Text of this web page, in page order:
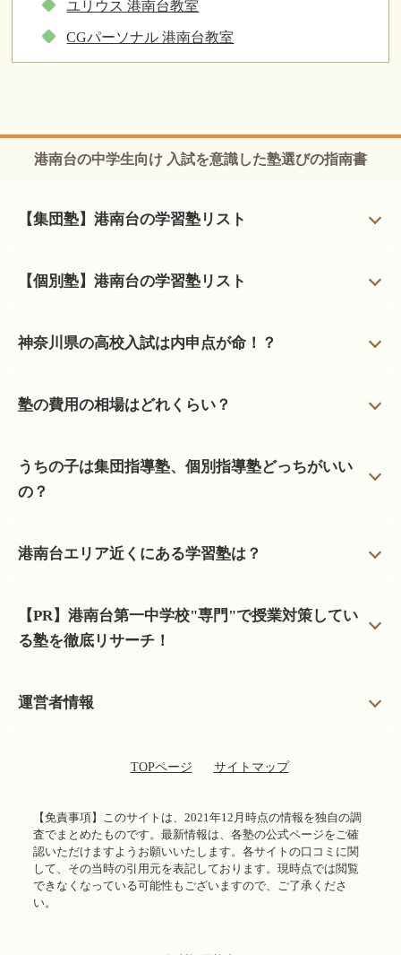
ユリウス 港南台教室
CGパーソナル 港南台教室
港南台の中学生向け 入試を意識した塾選びの指南書
【集団塾】港南台の学習塾リスト
【個別塾】港南台の学習塾リスト
神奈川県の高校入試は内申点が命！？
塾の費用の相場はどれくらい？
うちの子は集団指導塾、個別指導塾どっちがいい
の？
港南台エリア近くにある学習塾は？
【PR】港南台第一中学校"専門"で授業対策してい
る塾を徹底リサーチ！
運営者情報
TOPページ サイトマップ
【免責事項】 このサイトは、2021年12月時点の情報を独自の調
査でまとめたものです。最新情報は、各塾の公式ページをご確
認いただけますようお願いいたします。各サイトの口コミに関
して、その当時の引用元を表記しております。現時点では閲覧
できなくなっている可能性もございますので、ご了承くださ
い。